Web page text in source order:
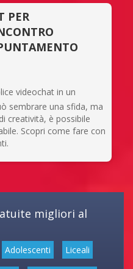
PER
videochat in un
sembrare una sfida, ma
creatività, è possibile
Scopri come fare con
migliori al
Adolescenti Liceali